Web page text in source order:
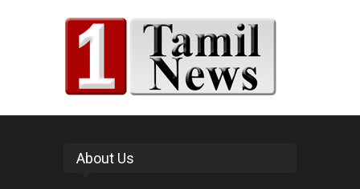
About Us